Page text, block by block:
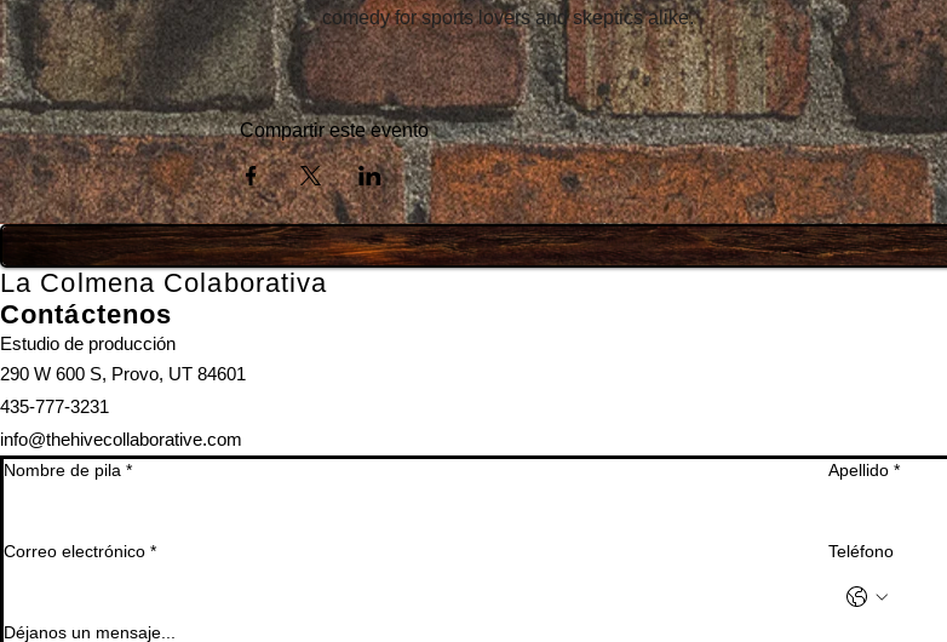
comedy for sports lovers and skeptics alike.
Compartir este evento
La Colmena Colaborativa
Contáctenos
Estudio de producción
290 W 600 S, Provo, UT 84601
435-777-3231
info@thehivecollaborative.com
Nombre de pila * Apellido *
Correo electrónico * Teléfono
Déjanos un mensaje...